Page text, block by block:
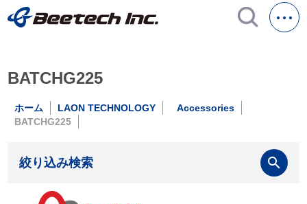
BATCHG225
ホーム LAON TECHNOLOGY
Accessories
BATCHG225
絞り込み検索 search